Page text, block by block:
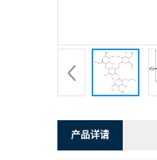
产品详请